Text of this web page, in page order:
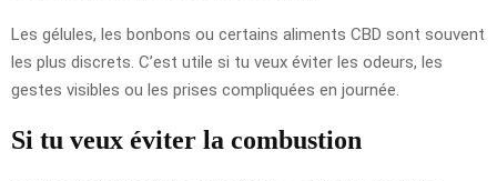
Les gélules, les bonbons ou certains aliments CBD sont souvent
les plus discrets. C’est utile si tu veux éviter les odeurs, les
gestes visibles ou les prises compliquées en journée.
Si tu veux éviter la combustion